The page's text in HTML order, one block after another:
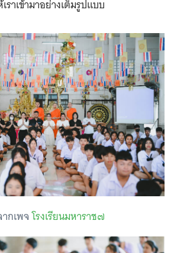
าเข้ามาอย่างเต็มรูปแบบ
กเพจโรงเรียนมหาราช๗